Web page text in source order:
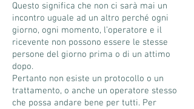
Questo significa che non ci sarà mai un
incontro uguale ad un altro perché ogni
giorno, ogni momento, l’operatore e il
ricevente non possono essere le stesse
persone del giorno prima o di un attimo
dopo.
Pertanto non esiste un protocollo o un
trattamento, o anche un operatore stesso
che possa andare bene per tutti. Per